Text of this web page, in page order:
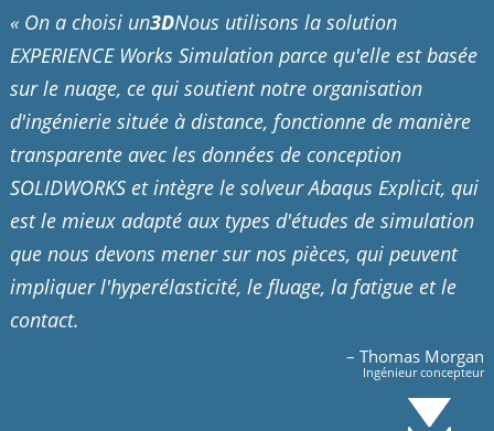
« On a choisi un3DNous utilisons la solution
EXPERIENCE Works Simulation parce qu'elle est basée
sur le nuage, ce qui soutient notre organisation
d'ingénierie située à distance, fonctionne de manière
transparente avec les données de conception
SOLIDWORKS et intègre le solveur Abaqus Explicit, qui
est le mieux adapté aux types d'études de simulation
que nous devons mener sur nos pièces, qui peuvent
impliquer l'hyperélasticité, le fluage, la fatigue et le
contact.
– Thomas Morgan
Ingénieur concepteur